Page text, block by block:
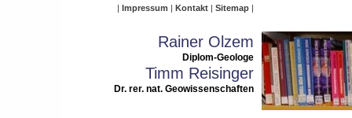
Impressum Kontakt Sitemap
Rainer Olzem
Diplom-Geologe
Timm Reisinger
Dr. rer. nat. Geowissenschaften